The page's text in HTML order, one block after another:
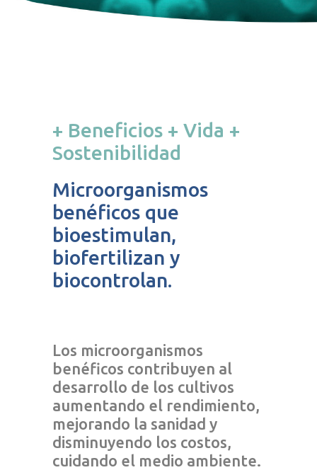
+ Beneficios + Vida +
Sostenibilidad
Microorganismos
benéficos que
bioestimulan,
biofertilizan y
biocontrolan.
Los microorganismos
benéficos contribuyen al
desarrollo de los cultivos
aumentando el rendimiento,
mejorando la sanidad y
disminuyendo los costos,
cuidando el medio ambiente.